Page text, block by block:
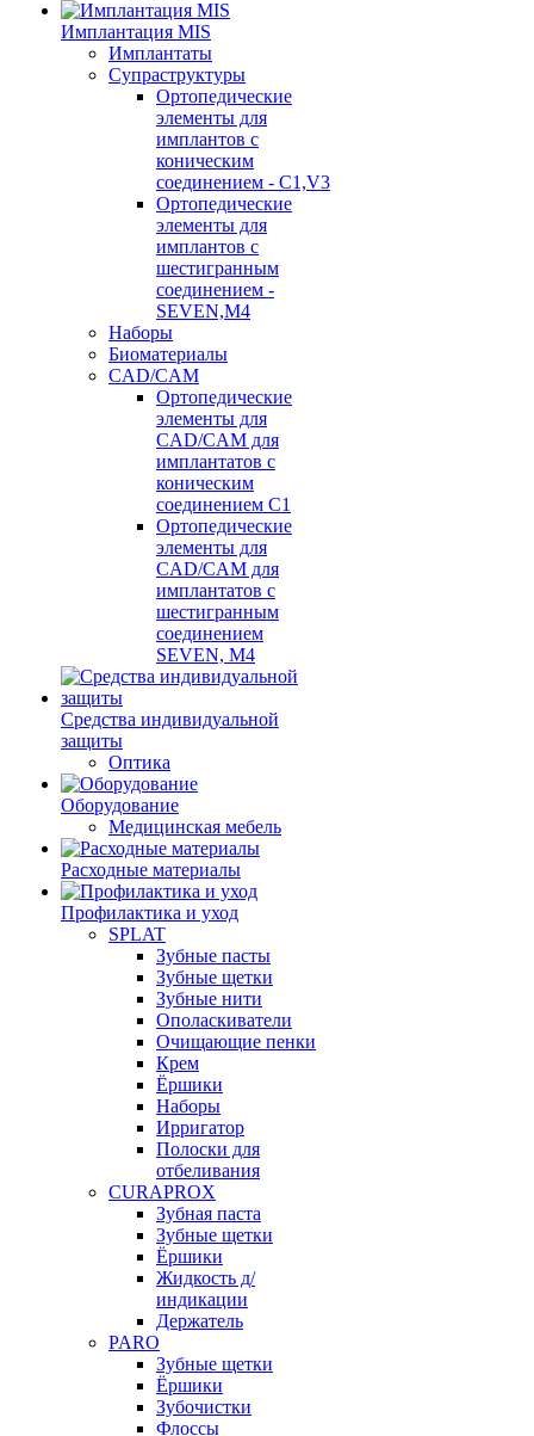
Имплантация MIS
Имплантаты
Супраструктуры
Ортопедические
элементы для
имплантов с
коническим
соединением - C1,V3
Ортопедические
элементы для
имплантов с
шестигранным
соединением -
SEVEN,M4
Наборы
Биоматериалы
CAD/CAM
Ортопедические
элементы для
CAD/CAM для
имплантатов с
коническим
соединением С1
Ортопедические
элементы для
CAD/CAM для
имплантатов с
шестигранным
соединением
SEVEN, М4
Средства индивидуальной
защиты
Оптика
Оборудование
Медицинская мебель
Расходные материалы
Профилактика и уход
SPLAT
Зубные пасты
Зубные щетки
Зубные нити
Ополаскиватели
Очищающие пенки
Крем
Ёршики
Наборы
Ирригатор
Полоски для
отбеливания
CURAPROX
Зубная паста
Зубные щетки
Ёршики
Жидкость д/
индикации
Держатель
PARO
Зубные щетки
Ёршики
Зубочистки
Флоссы